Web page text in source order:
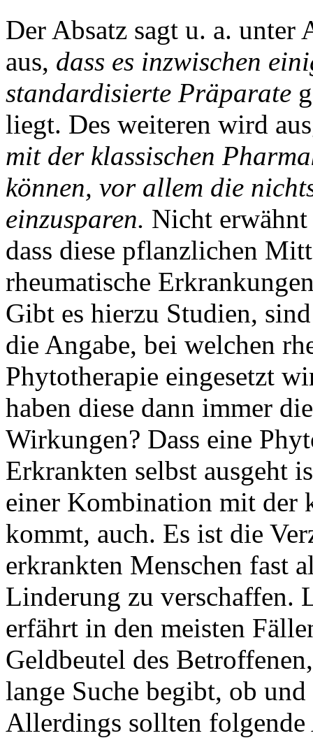
Der Absatz sagt u. a.
aus, dass es inzwischen
standardisierte Präparate
liegt. Des weiteren wird
mit der klassischen
können, vor allem die
einzusparen. Nicht
dass diese pflanzlichen
rheumatische
Gibt es hierzu Studien,
die Angabe, bei welchen
Phytotherapie eingesetzt
haben diese dann immer
Wirkungen? Dass eine
Erkrankten selbst ausgeht
einer Kombination mit der
kommt, auch. Es ist die
erkrankten Menschen fast
Linderung zu verschaffen.
erfährt in den meisten
Geldbeutel des
lange Suche begibt, ob
Allerdings sollten folgende